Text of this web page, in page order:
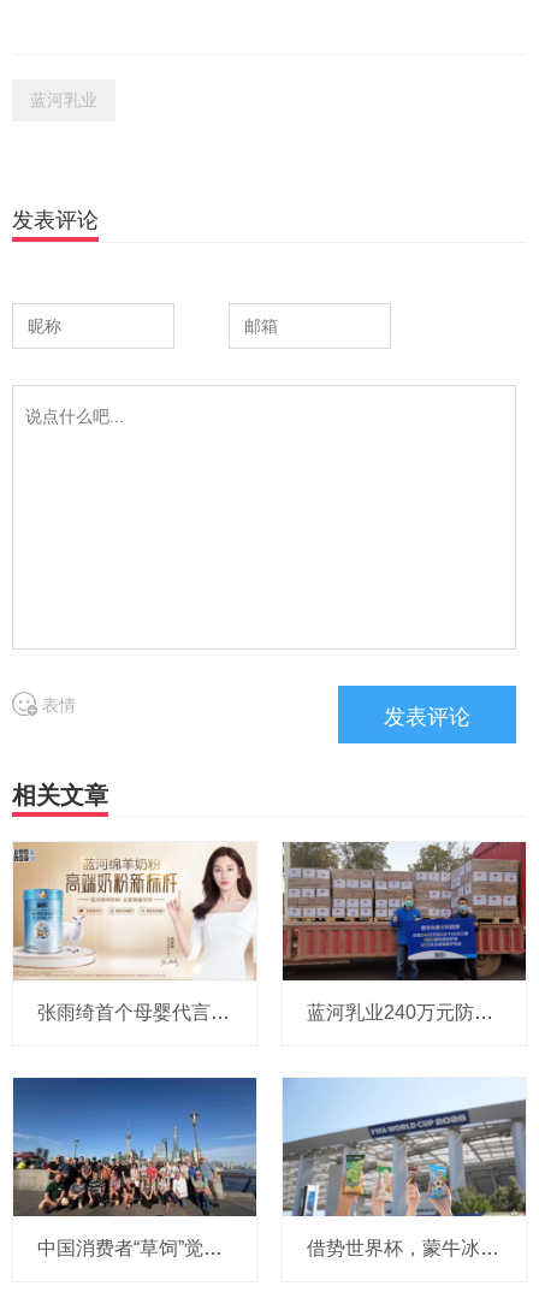
蓝河乳业
发表评论
表情
相关文章
张雨绮首个母婴代言曝光！蓝河剑指高端奶粉新标杆 蓝河乳业240万元防护物资驰援意大利，累计捐赠超1270万元
中国消费者“草饲”觉醒，恒天然奶农跨越南北半球“逆向溯源” 借势世界杯，蒙牛冰品切入北美市场，抢占百亿冰淇淋高地